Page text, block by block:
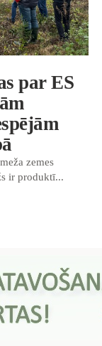
par ES
zemes
ir produktī...